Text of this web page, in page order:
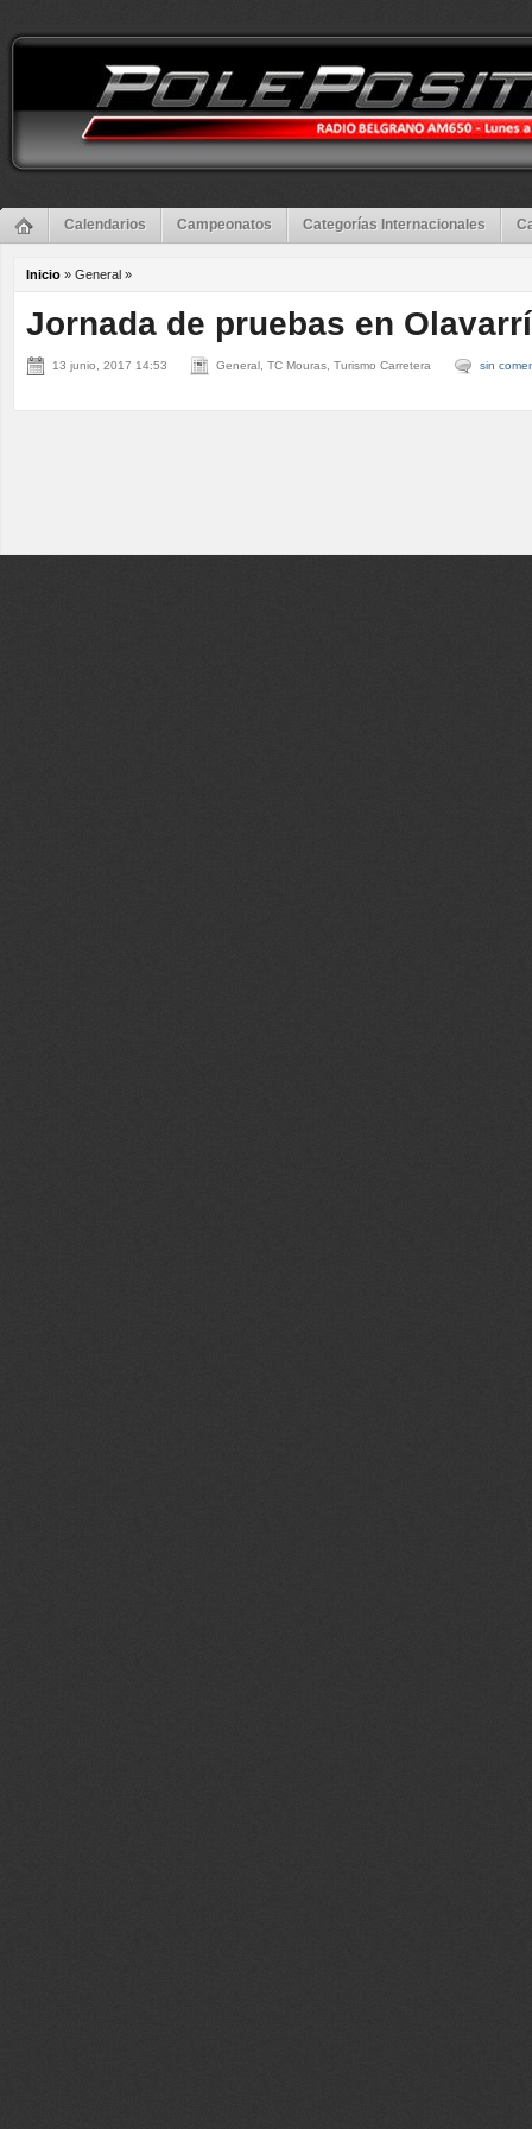
Calendarios Campeonatos Categorías Internacionales
Inicio » General »
Jornada de pruebas en
13 junio, 2017 14:53 General, TC Mouras, Turismo Carretera sin